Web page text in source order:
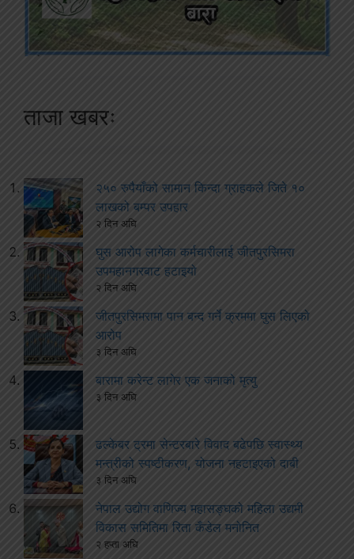
ताजा खबरः
२५० रुपैयाँको सामान किन्दा ग्राहकले जिते १०
लाखको बम्पर उपहार
२ दिन अघि
घुस आरोप लागेका कर्मचारीलाई जीतपुरसिमरा
उपमहानगरबाट हटाइयो
२ दिन अघि
जीतपुरसिमरामा पान बन्द गर्ने क्रममा घुस लिएको
आरोप
३ दिन अघि
बारामा करेन्ट लागेर एक जनाको मृत्यु
३ दिन अघि
ढल्केबर ट्रमा सेन्टरबारे विवाद बढेपछि स्वास्थ्य
मन्त्रीको स्पष्टीकरण, योजना नहटाइएको दाबी
३ दिन अघि
नेपाल उद्योग वाणिज्य महासङ्घको महिला उद्यमी
विकास समितिमा रिता कँडेल मनोनित
२ हप्ता अघि